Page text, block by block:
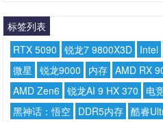
标签列表
RTX 5090
锐龙7 9800X3D Intel
微星
锐龙9000 内存 AMD RX
AMD Zen6
锐龙AI 9 HX 370 电
黑神话：悟空 DDR5内存 酷睿